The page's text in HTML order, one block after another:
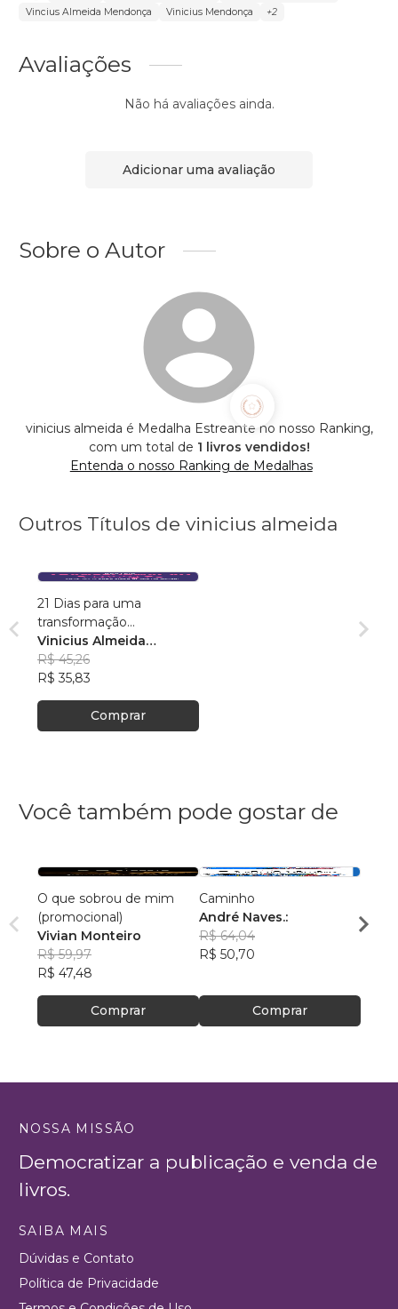
Vincius Almeida Mendonça
Vinicius Mendonça +2
Avaliações
Não há avaliações ainda.
Adicionar uma avaliação
Sobre o Autor
vinicius almeida é Medalha Estreante no nosso Ranking,
com um total de 1 livros vendidos!
Entenda o nosso Ranking de Medalhas
Outros Títulos de vinicius almeida
21 Dias para uma
transformação
extraordinária
Vinicius Almeida
Mendonça
R$ 45,26
R$ 35,83
Comprar
Você também pode gostar de
O que sobrou de mim
(promocional)
Vivian Monteiro
R$ 59,97
R$ 47,48
Comprar
Caminho
André Naves.:
R$ 64,04
R$ 50,70
Comprar
NOSSA MISSÃO
Democratizar a publicação e venda de
livros.
SAIBA MAIS
Dúvidas e Contato
Política de Privacidade